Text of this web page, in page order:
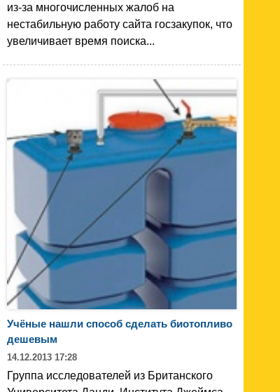
из-за многочисленных жалоб на
нестабильную работу сайта госзакупок, что
увеличивает время поиска...
Учёные нашли способ сделать биотопливо
дешевым
14.12.2013 17:28
Группа исследователей из Британского